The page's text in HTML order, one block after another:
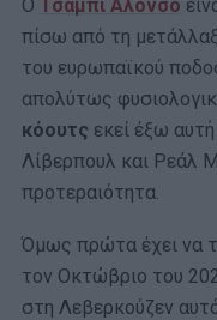
Ο Τσάμπι Αλόνσο
πίσω από τη
του ευρωπαϊκού
απολύτως
κόουτς εκεί έξω
Λίβερπουλ και Ρεάλ
προτεραιότητα.
Όμως πρώτα έχει να
τον Οκτώβριο του
στη Λεβερκούζεν